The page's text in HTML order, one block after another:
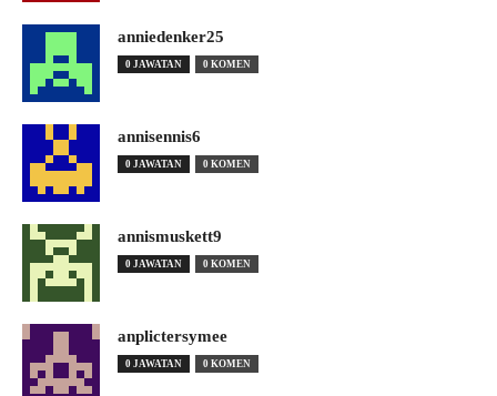
anniedenker25
0 JAWATAN 0 KOMEN
annisennis6
0 JAWATAN 0 KOMEN
annismuskett9
0 JAWATAN 0 KOMEN
anplictersymee
0 JAWATAN 0 KOMEN